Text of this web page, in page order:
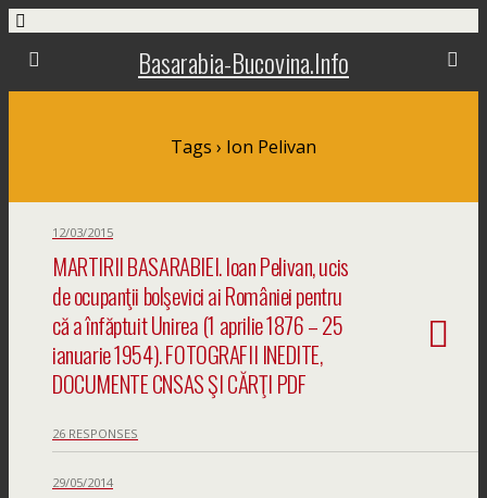
Basarabia-Bucovina.Info
Tags › Ion Pelivan
12/03/2015
MARTIRII BASARABIEI. Ioan Pelivan, ucis
de ocupanţii bolşevici ai României pentru
că a înfăptuit Unirea (1 aprilie 1876 – 25
ianuarie 1954). FOTOGRAFII INEDITE,
DOCUMENTE CNSAS ŞI CĂRŢI PDF
26 RESPONSES
29/05/2014